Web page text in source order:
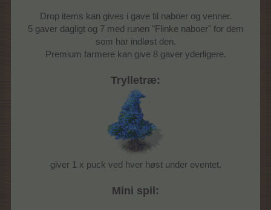
Drop items kan gives i gave til naboer og venner.
5 gaver dagligt og 7 med runen "Flinke naboer" for dem
som har indløst den.
Premium farmere kan give 8 gaver yderligere.
Trylletræ:
giver 1 x puck ved hver høst under eventet.
Mini spil: